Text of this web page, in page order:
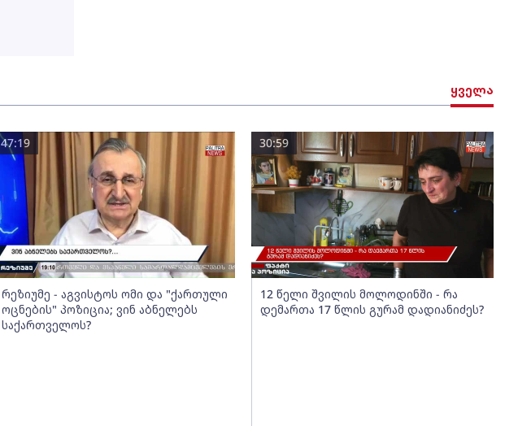
ყველა
რეზიუმე - აგვისტოს ომი და "ქართული
ოცნების" პოზიცია; ვინ აბნელებს
საქართველოს?
47:19
12 წელი შვილის მოლოდინში - რა
დემართა 17 წლის გურამ დადიანიძეს?
30:59